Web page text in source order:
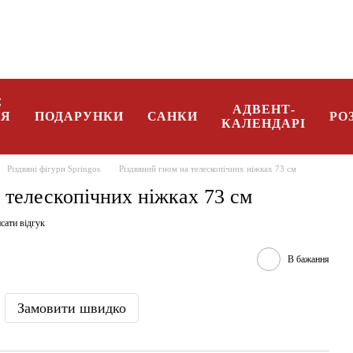
ПОДАРУНКИ САНКИ
АДВЕНТ-
КАЛЕНДАРІ
Різдвяні фігури Springos Різдвяний гном на телескопічних ніжках 73 см
ніжках 73 см
відгук
В бажання
Замовити швидко